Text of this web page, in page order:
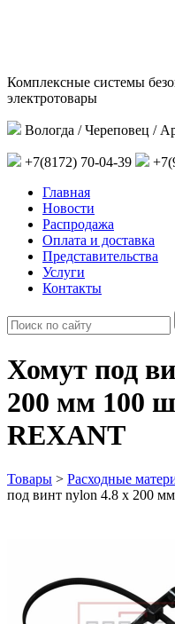
Комплексные системы
электротовары
Вологда / Череповец /
+7(8172) 70-04-39
Главная
Новости
Распродажа
Оплата и доставка
Представительства
Услуги
Контакты
Хомут под
200 мм 100
REXANT
Товары > Расходные
под винт nylon 4.8 х 200